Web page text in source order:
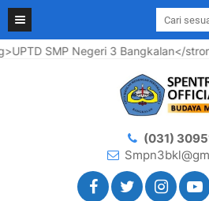
SMP Negeri 3 Bangkalan</
(031)